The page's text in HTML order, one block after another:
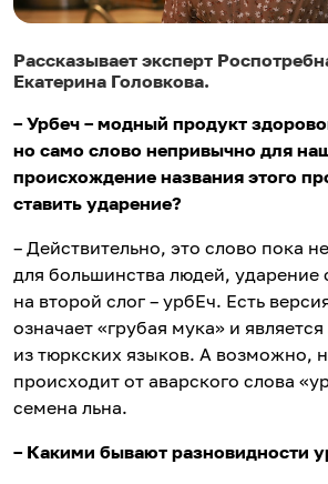
Рассказывает эксперт
Екатерина Головкова.
– Урбеч – модный продукт
но само слово непривычно для
происхождение названия этого
ставить ударение?
– Действительно, это слово пока
для большинства людей, ударение
на второй слог – урбЕч. Есть
означает «грубая мука» и
из тюркских языков. А возможно,
происходит от аварского слова
семена льна.
– Какими бывают разновидности